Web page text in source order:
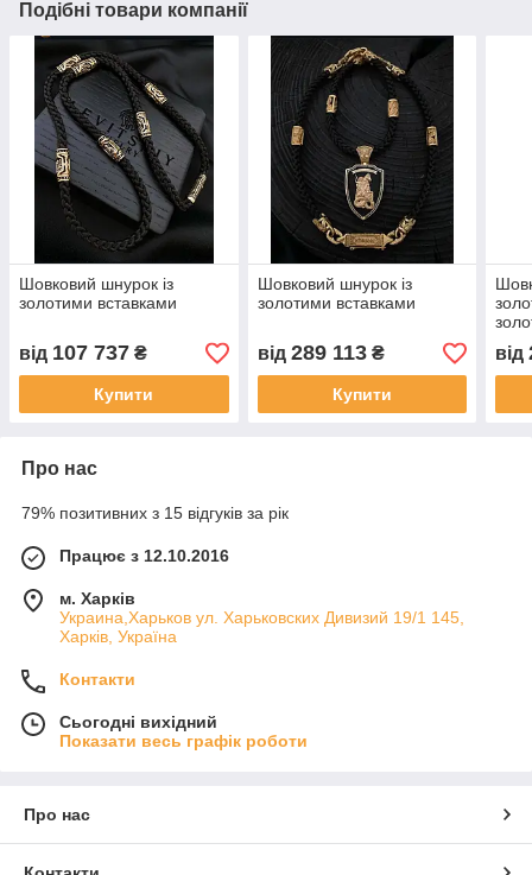
Подібні товари компанії
Шовковий шнурок із
золотими вставками
від 107 737 ₴
Купити
Шовковий шнурок із
золотими вставками
від 289 113₴
Купити
від
Про нас
79% позитивних з 15 відгуків за рік
Працює з 12.10.2016
м. Харків
Украина,Харьков ул. Харьковских Дивизий 19/1 145,
Харків, Україна
Контакти
Сьогодні вихідний
Показати весь графік роботи
Про нас